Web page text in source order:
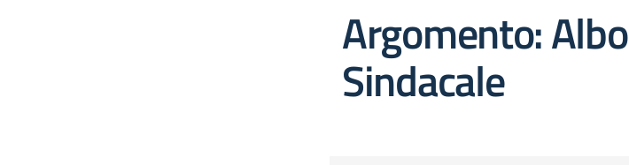
Argomento: Albo
Sindacale